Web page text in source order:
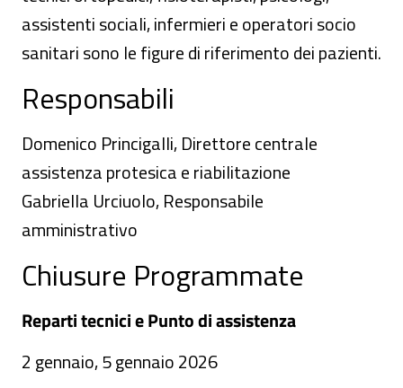
assistenti sociali, infermieri e operatori socio
sanitari sono le figure di riferimento dei pazienti.
Responsabili
Domenico Princigalli, Direttore centrale
assistenza protesica e riabilitazione
Gabriella Urciuolo, Responsabile
amministrativo
Chiusure Programmate
Reparti tecnici e Punto di assistenza
2 gennaio, 5 gennaio 2026